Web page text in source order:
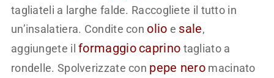
tagliateli a larghe falde. Raccogliete il tutto in
un’insalatiera. Condite con olio e sale,
aggiungete ilformaggio caprino tagliato a
rondelle. Spolverizzate con pepe nero macinato